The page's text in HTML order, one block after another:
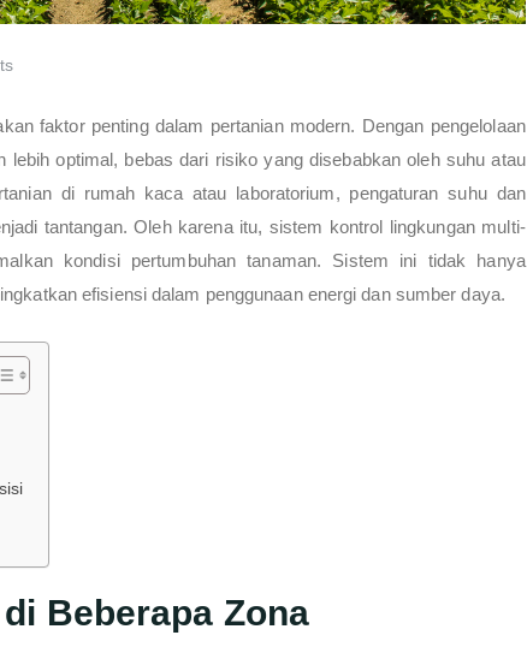
faktor penting dalam pertanian modern. Dengan pengelolaan
lebih optimal, bebas dari risiko yang disebabkan oleh suhu atau
di rumah kaca atau laboratorium, pengaturan suhu dan
tantangan. Oleh karena itu, sistem kontrol lingkungan multi-
kondisi pertumbuhan tanaman. Sistem ini tidak hanya
efisiensi dalam penggunaan energi dan sumber daya.
Beberapa Zona